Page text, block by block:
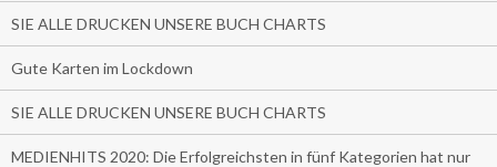
SIE ALLE DRUCKEN UNSERE BUCH CHARTS
Gute Karten im Lockdown
SIE ALLE DRUCKEN UNSERE BUCH CHARTS
MEDIENHITS 2020: Die Erfolgreichsten in fünf Kategorien hat nur